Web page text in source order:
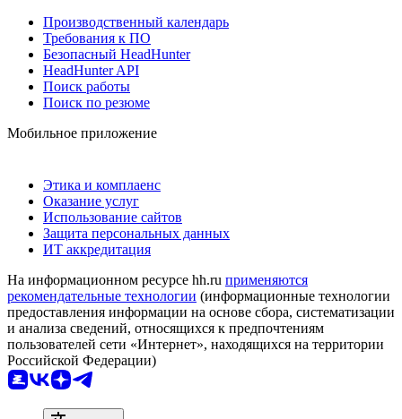
Производственный календарь
Требования к ПО
Безопасный HeadHunter
HeadHunter API
Поиск работы
Поиск по резюме
Мобильное приложение
Этика и комплаенс
Оказание услуг
Использование сайтов
Защита персональных данных
ИТ аккредитация
На информационном ресурсе hh.ru применяются
рекомендательные технологии (информационные технологии
предоставления информации на основе сбора, систематизации
и анализа сведений, относящихся к предпочтениям
пользователей сети «Интернет», находящихся на территории
Российской Федерации)